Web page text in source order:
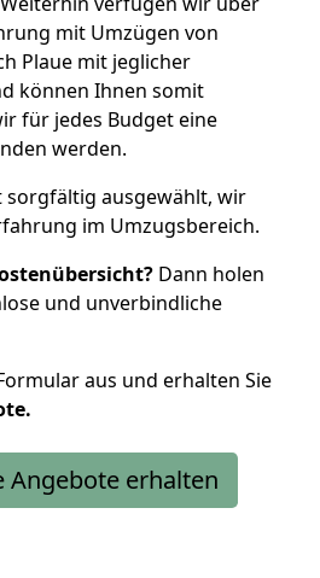
mit Umzügen von
Plaue mit jeglicher
können Ihnen somit
für jedes Budget eine
werden.
sorgfältig ausgewählt, wir
im Umzugsbereich.
Dann holen
und unverbindliche
aus und erhalten Sie
Angebote erhalten